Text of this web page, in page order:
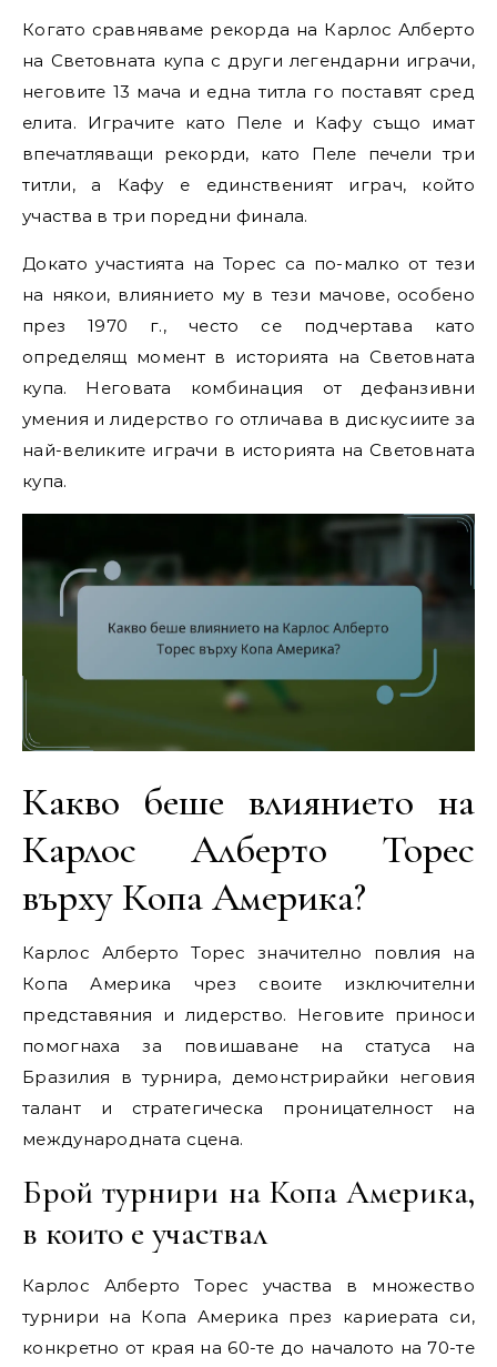
Когато сравняваме рекорда на Карлос Алберто
на Световната купа с други легендарни играчи,
неговите 13 мача и една титла го поставят сред
елита. Играчите като Пеле и Кафу също имат
впечатляващи рекорди, като Пеле печели три
титли, а Кафу е единственият играч, който
участва в три поредни финала.
Докато участията на Торес са по-малко от тези
на някои, влиянието му в тези мачове, особено
през 1970 г., често се подчертава като
определящ момент в историята на Световната
купа. Неговата комбинация от дефанзивни
умения и лидерство го отличава в дискусиите за
най-великите играчи в историята на Световната
купа.
Какво беше влиянието на
Карлос Алберто Торес
върху Копа Америка?
Карлос Алберто Торес значително повлия на
Копа Америка чрез своите изключителни
представяния и лидерство. Неговите приноси
помогнаха за повишаване на статуса на
Бразилия в турнира, демонстрирайки неговия
талант и стратегическа проницателност на
международната сцена.
Брой турнири на Копа Америка,
в които е участвал
Карлос Алберто Торес участва в множество
турнири на Копа Америка през кариерата си,
конкретно от края на 60-те до началото на 70-те